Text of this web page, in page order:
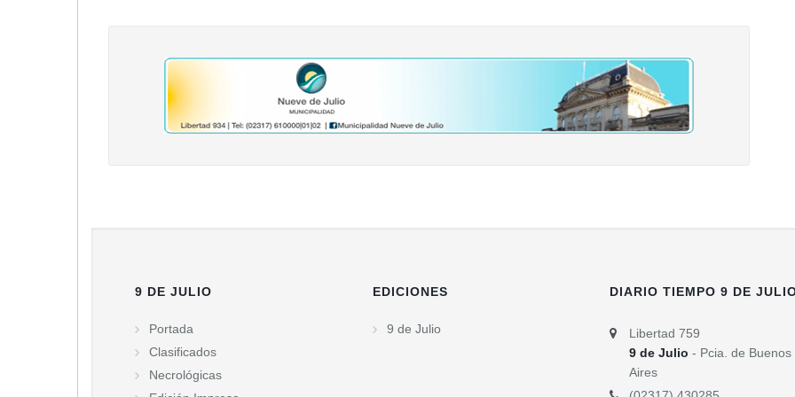
9 DE JULIO
Portada
Clasificados
Necrológicas
EDICIONES
9 de Julio
DIARIO TIEMPO 9 DE
Libertad 759
9 de Julio - Pcia. de Buenos
Aires